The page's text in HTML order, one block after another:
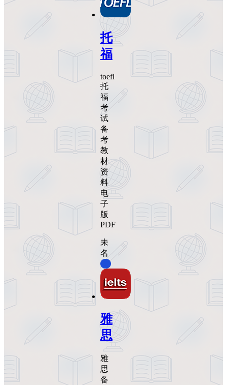
托
福
toefl
托
福
考
试
备
考
教
材
资
料
电
子
版
PDF
未
名
雅
思
雅
思
备